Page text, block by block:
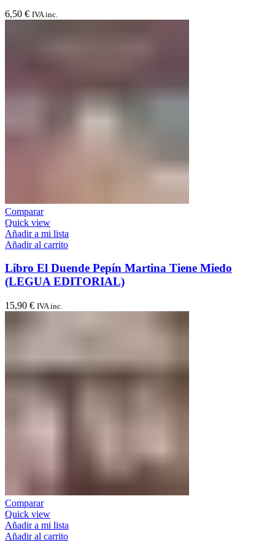
6,50 € IVA inc.
Comparar
Quick view
Añadir a mi lista
Añadir al carrito
Libro El Duende Pepín Martina Tiene Miedo
(LEGUA EDITORIAL)
15,90 € IVA inc.
Comparar
Quick view
Añadir a mi lista
Añadir al carrito